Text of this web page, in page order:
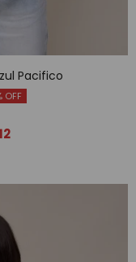
Pacifico